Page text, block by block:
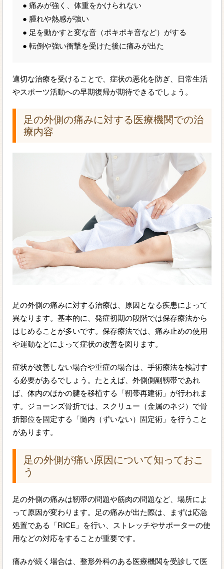
● 痛みが強く、体重をかけられない
● 腫れや熱感が強い
● 足を動かすと変な音（ポキポキ音など）がする
● 転倒や強い衝撃を受けた後に痛みが出た
適切な治療を受けることで、症状の悪化を防ぎ、日常生活
やスポーツ活動への早期復帰が期待できるでしょう。
足の外側の痛みに対する医療機関での治
療内容
足の外側の痛みに対する治療は、原因となる疾患によって
異なります。基本的に、発症初期の段階では保存療法から
はじめることが多いです。保存療法では、痛み止めの使用
や運動などによって症状の改善を図ります。
症状が改善しない場合や重症の場合は、手術療法を検討す
る必要があるでしょう。たとえば、外側側副靱帯であれ
ば、体内のほかの腱を移植する「靭帯再建術」が行われま
す。ジョーンズ骨折では、スクリュー（金属のネジ）で骨
折部位を固定する「髄内（ずいない）固定術」を行うこと
があります。
足の外側が痛い原因について知っておこ
う
足の外側の痛みは靭帯の問題や筋肉の問題など、場所によ
って原因が変わります。足の痛みが出た際は、まずは応急
処置である「RICE」を行い、ストレッチやサポーターの使
用などの対応をすることが重要です。
痛みが続く場合は、整形外科のある医療機関を受診して医